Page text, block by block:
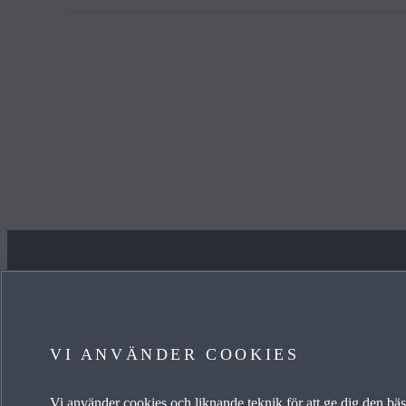
VI ANVÄNDER COOKIES
Vi använder cookies och liknande teknik för att ge dig den